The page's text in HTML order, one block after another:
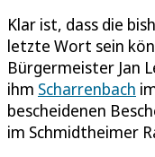
Klar ist, dass die
letzte Wort sein
Bürgermeister Jan
ihm Scharrenbach
bescheidenen
im Schmidtheimer